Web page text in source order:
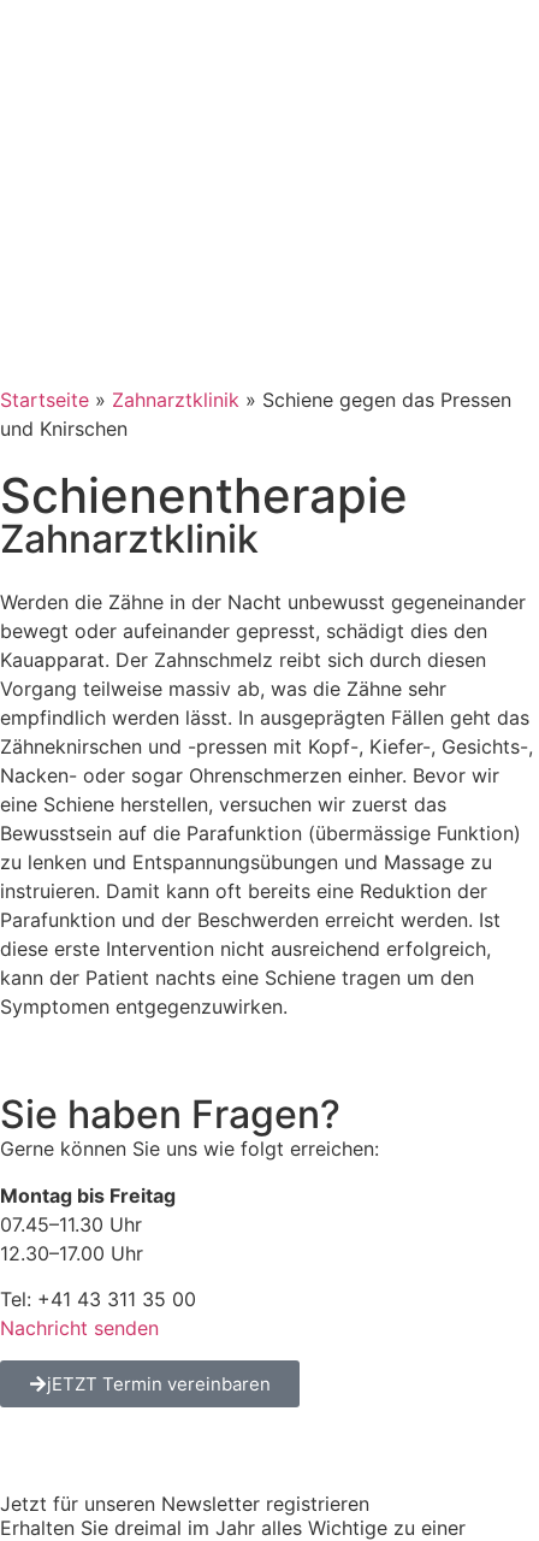
Startseite » Zahnarztklinik » Schiene gegen das Pressen
und Knirschen
Schienen­therapie
Zahnarztklinik
Werden die Zähne in der Nacht unbewusst gegeneinander
bewegt oder aufeinander gepresst, schädigt dies den
Kauapparat. Der Zahnschmelz reibt sich durch diesen
Vorgang teilweise massiv ab, was die Zähne sehr
empfindlich werden lässt. In ausgeprägten Fällen geht das
Zähneknirschen und -pressen mit Kopf-, Kiefer-, Gesichts-,
Nacken- oder sogar Ohrenschmerzen einher. Bevor wir
eine Schiene herstellen, versuchen wir zuerst das
Bewusstsein auf die Parafunktion (übermässige Funktion)
zu lenken und Entspannungsübungen und Massage zu
instruieren. Damit kann oft bereits eine Reduktion der
Parafunktion und der Beschwerden erreicht werden. Ist
diese erste Intervention nicht ausreichend erfolgreich,
kann der Patient nachts eine Schiene tragen um den
Symptomen entgegenzuwirken.
Sie haben Fragen?
Gerne können Sie uns wie folgt erreichen:
Montag bis Freitag
07.45–11.30 Uhr
12.30–17.00 Uhr
Tel: +41 43 311 35 00
Nachricht senden
jETZT Termin vereinbaren
Jetzt für unseren Newsletter registrieren
Erhalten Sie dreimal im Jahr alles Wichtige zu einer